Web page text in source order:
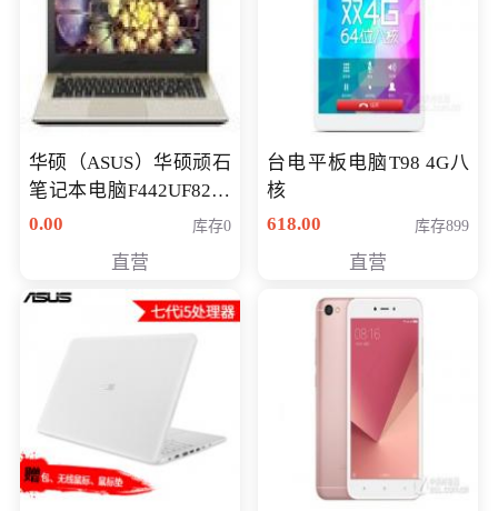
华硕（ASUS）华硕顽石
笔记本电脑F442UF8250
八代独显轻薄办公商务
0.00 库存0
直营
台电平板电脑T98 4G八
核
618.00
库存899
直营